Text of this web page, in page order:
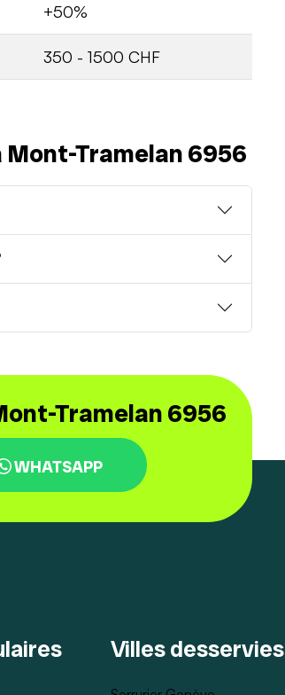
+50%
350 - 1500 CHF
Tramelan 6956
Tramelan 6956
WHATSAPP
Villes desservies